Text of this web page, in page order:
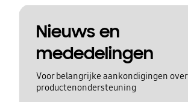
Nieuws en
mededelingen
Voor belangrijke aankondigingen over
productenondersteuning